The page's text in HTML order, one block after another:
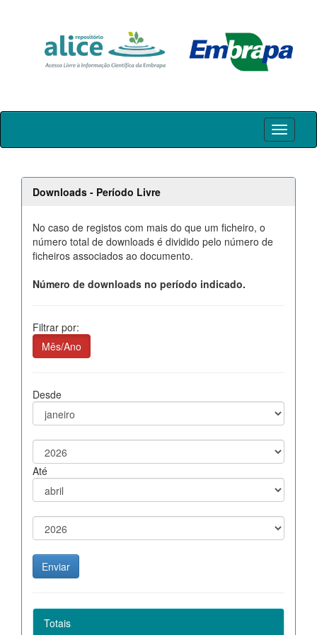
Skip
Downloads - Período Livre
No caso de registos com mais do que um ficheiro, o
número total de downloads é dividido pelo número de
ficheiros associados ao documento.
Número de downloads no período indicado.
Filtrar por:
Mês/Ano
Desde
Até
Totais